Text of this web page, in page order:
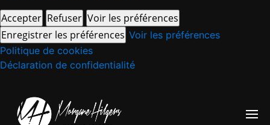
Accepter Refuser Voir les préférences
Enregistrer les préférences Voir les préférences
Politique de cookies
Déclaration de confidentialité